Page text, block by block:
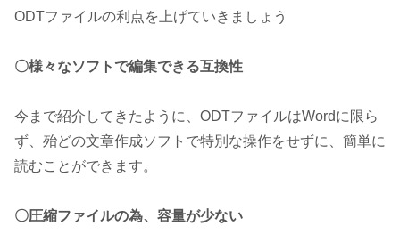
ODTファイルの利点を上げていきましょう
〇様々なソフトで編集できる互換性
今まで紹介してきたように、ODTファイルはWordに限ら
ず、殆どの文章作成ソフトで特別な操作をせずに、簡単に
読むことができます。
〇圧縮ファイルの為、容量が少ない